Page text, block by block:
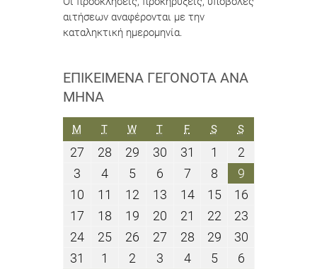
αιτήσεων αναφέρονται με την
καταληκτική ημερομηνία.
ΕΠΙΚΕΊΜΕΝΑ ΓΕΓΟΝΌΤΑ ΑΝΆ
ΜΉΝΑ
M ΔΕΥΤΈΡΑ
TΤΡΊΤΗ
WΤΕΤΆΡΤΗ
TΠΈΜΠΤΗ
FΠΑΡΑΣΚΕΥΉ
SΣΆΒΒΑΤΟ
SΚΥΡΙΑΚΉ
27
Ιουλίου
2026
28
Ιουλίου
2026
29
Ιουλίου
2026
30
Ιουλίου
2026
31
Ιουλίου
2026
1
Αυγούστου
2026
22
Αυγούστου
2026
3
Αυγούστου
2026
44
Αυγούστου
2026
55
Αυγούστου
2026
6
Αυγούστου
2026
77
Αυγούστου
2026
88
Αυγούστου
2026
99
Αυγούστου
2026
10
Αυγούστου
2026
11
Αυγούστου
2026
12
Αυγούστου
2026
13
Αυγούστου
2026
1414
Αυγούστου
2026
1515
Αυγούστου
2026
1616
Αυγούστου
2026
17
Αυγούστου
2026
18
Αυγούστου
2026
19
Αυγούστου
2026
20
Αυγούστου
2026
21
Αυγούστου
2026
2222
Αυγούστου
2026
2323
2026
2424
Αυγούστου
2026
2525
Αυγούστου
2026
26
Αυγούστου
2026
27
Αυγούστου
2026
2828
Αυγούστου
2026
2929
Αυγούστου
2026
3030
2026
31 1 2 3 44
55
66